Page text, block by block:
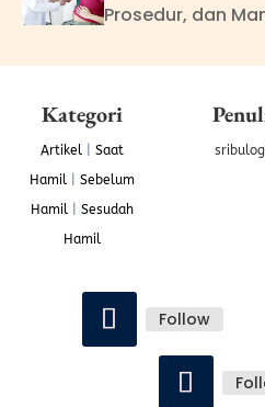
Prosedur, dan
Kategori
Artikel| Saat
Hamil| Sebelum
Hamil| Sesudah
Hamil
Follow